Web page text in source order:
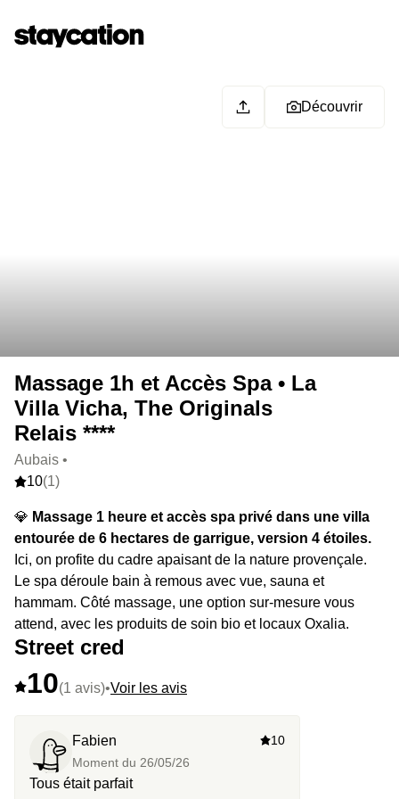
Découvrir
Massage 1h et Accès Spa • La
Villa Vicha, The Originals
Relais ****
Aubais •
10(1)
💎 Massage 1 heure et accès spa privé dans une villa
entourée de 6 hectares de garrigue, version 4 étoiles.
Ici, on profite du cadre apaisant de la nature provençale.
Le spa déroule bain à remous avec vue, sauna et
hammam. Côté massage, une option sur-mesure vous
attend, avec les produits de soin bio et locaux Oxalia.
Street cred
10(1 avis)•Voir les avis
Fabien
Moment du 26/05/26
10
Tous était parfait